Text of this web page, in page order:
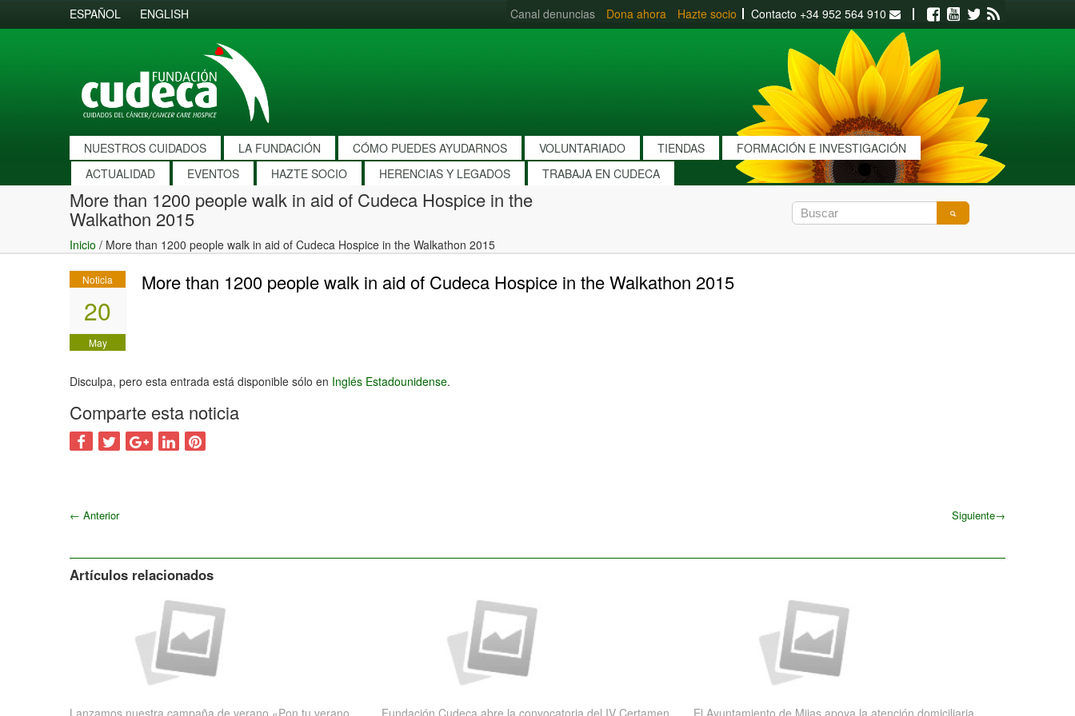
ESPAÑOL ENGLISH Canal denuncias Dona ahora Hazte socio Contacto +34 952 564 910 Facebook
Youtube
Twitter
NUESTROS CUIDADOS LA FUNDACIÓN CÓMO PUEDES AYUDARNOS VOLUNTARIADO TIENDAS
FORMACIÓN E INVESTIGACIÓN
ACTUALIDAD
EVENTOS HAZTE SOCIO HERENCIAS Y LEGADOS TRABAJA EN CUDECA
More than 1200 people walk in aid of Cudeca Hospice in the
Walkathon 2015
Inicio / More than 1200 people walk in aid of Cudeca Hospice in the Walkathon 2015
Noticia
20
May
More than 1200 people walk in aid of Cudeca Hospice in the Walkathon 2015
Disculpa, pero esta entrada está disponible sólo en Inglés Estadounidense.
Comparte esta noticia
← Anterior Siguiente→
Artículos relacionados
Lanzamos nuestra campaña de verano «Pon tu verano
Fundación Cudeca abre la convocatoria del IV Certamen
El Ayuntamiento de Mijas apoya la atención domiciliaria